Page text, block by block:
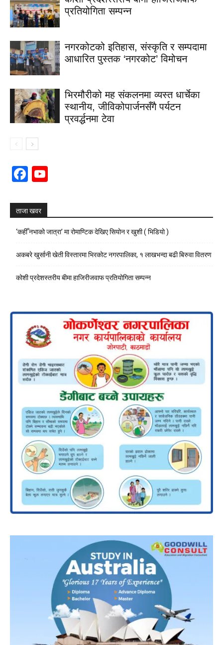
प्रतियोगिता सम्पन्न
नगरकोटको इतिहास, संस्कृति र सम्पदामा
आधारित पुस्तक ‘नगरकोट’ विमोचन
भिरमौरीको मह संकलनमा व्यस्त धार्चेका
स्थानीय, जीविकोपार्जनसँगै पर्यटन
प्रवर्द्धनमा टेवा
Facebook
ताजा खवर
‘कहीँ नभाको जात्रा’ मा रोमाण्टिक देखिए सियोन र खुशी ( भिडियो )
अकबरे खुर्सानी खेती विस्तारमा भिरकोट नगरपालिका, १ लाखभन्दा बढी बिरुवा वितरण
कोशी प्रदेशस्तरीय बीमा हाजिरीजवाफ प्रतियोगिता सम्पन्न